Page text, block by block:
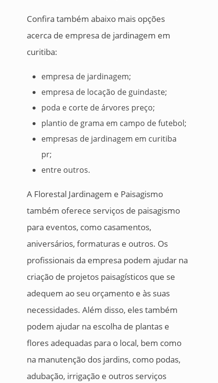
Confira também abaixo mais opções
acerca de empresa de jardinagem em
curitiba:
empresa de jardinagem;
empresa de locação de guindaste;
poda e corte de árvores preço;
plantio de grama em campo de futebol;
empresas de jardinagem em curitiba
pr;
entre outros.
A Florestal Jardinagem e Paisagismo
também oferece serviços de paisagismo
para eventos, como casamentos,
aniversários, formaturas e outros. Os
profissionais da empresa podem ajudar na
criação de projetos paisagísticos que se
adequem ao seu orçamento e às suas
necessidades. Além disso, eles também
podem ajudar na escolha de plantas e
flores adequadas para o local, bem como
na manutenção dos jardins, como podas,
adubação, irrigação e outros serviços